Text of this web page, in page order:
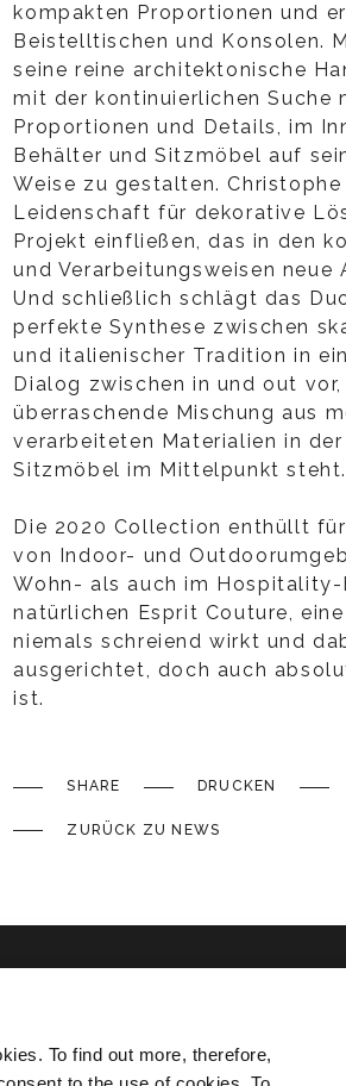
To find out more, therefore,
kompakten Proportionen und
Beistelltischen und Konsolen.
seine reine architektonische
mit der kontinuierlichen Suche
Proportionen und Details, im
Behälter und Sitzmöbel auf
Weise zu gestalten.
Leidenschaft für dekorative
Projekt einfließen, das in den
und Verarbeitungsweisen
Und schließlich schlägt das
perfekte Synthese zwischen
und italienischer Tradition in
Dialog zwischen in und out
überraschende Mischung aus
verarbeiteten Materialien in
Sitzmöbel im Mittelpunkt steht.
Die 2020 Collection enthüllt
von Indoor- und
Wohn- als auch im Hospitality-
natürlichen Esprit Couture,
niemals schreiend wirkt und
ausgerichtet, doch auch
ist.
SHARE DRUCKEN
ZURÜCK ZU NEWS